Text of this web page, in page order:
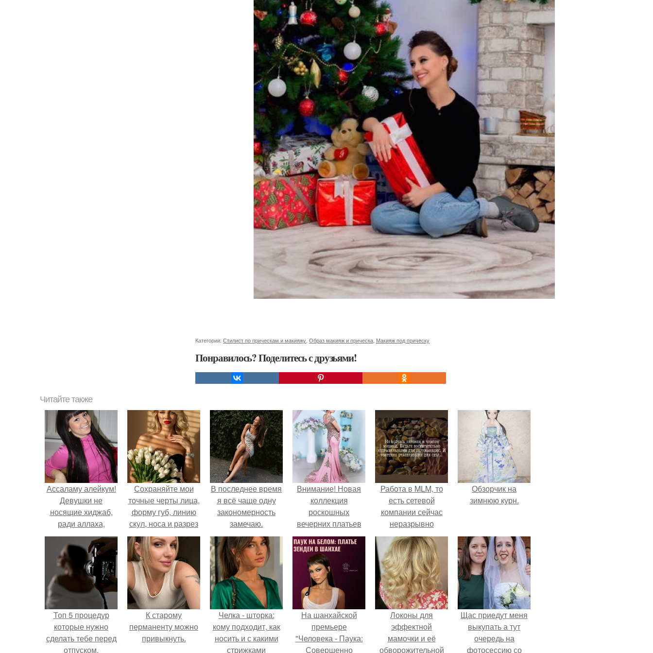
Категории: Стилист по прическам и макияжу Образ макияж и прическа Макияж под прическу
Понравилось? Поделитесь с друзьями!
Читайте также
Ассаламу алейкум!
Девушки не
носящие хиджаб,
ради аллаха,
потратьте пару
минут на прочтение
этой статьи!
Сохраняйте мои
точные черты лица,
форму губ, линию
скул, носа и разрез
глаз.
В последнее время
я всё чаще одну
закономерность
замечаю.
Внимание! Новая
коллекция
роскошных
вечерних платьев
для выпускниц?
Работа в MLM, то
есть сетевой
компании сейчас
неразрывно
связана с создание
своего контента,
своей страницы в
соц сетях.
Обзорчик на
зимнюю курн.
Топ 5 процедур
которые нужно
сделать тебе перед
отпуском.
К старому
перманенту можно
привыкнуть.
Челка - шторка:
кому подходит, как
носить и с какими
стрижками
На шанхайской
премьере
"Человека - Паука:
Совершенно
Локоны для
эффектной
мамочки и её
обворожительной
Щас приедут меня
выкупать а тут
очередь на
фотосессию со